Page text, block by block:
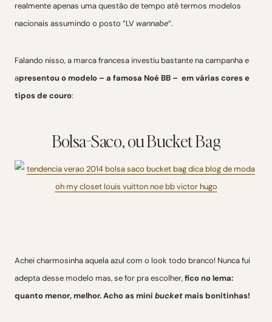
realmente apenas uma questão de tempo até termos modelos
nacionais assumindo o posto “LV wannabe“.
Falando nisso, a marca francesa investiu bastante na campanha e
apresentou o modelo – a famosa Noé BB – em várias cores e
tipos de couro:
Bolsa-Saco, ou Bucket Bag
Achei charmosinha aquela azul com o look todo branco! Nunca fui
adepta desse modelo mas, se for pra escolher,fico no lema:
quanto menor, melhor. Acho as mini bucketmais bonitinhas!